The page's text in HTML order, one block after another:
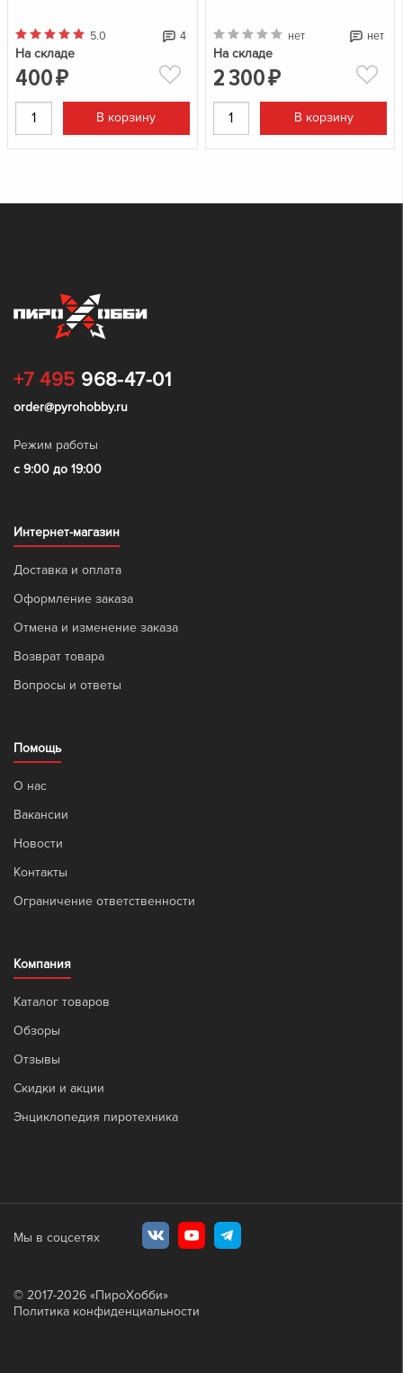
5.0 4
На складе
400₽
В корзину
нет нет
На складе
2300₽
В корзину
+7 495 968-47-01
order@pyrohobby.ru
Режим работы
с 9:00 до 19:00
Интернет-магазин
Доставка и оплата
Оформление заказа
Отмена и изменение заказа
Возврат товара
Вопросы и ответы
Помощь
О нас
Вакансии
Новости
Контакты
Ограничение ответственности
Компания
Каталог товаров
Обзоры
Отзывы
Скидки и акции
Энциклопедия пиротехника
© 2017-2026 «ПироХобби»
Политика конфиденциальности
Мы в соцсетях